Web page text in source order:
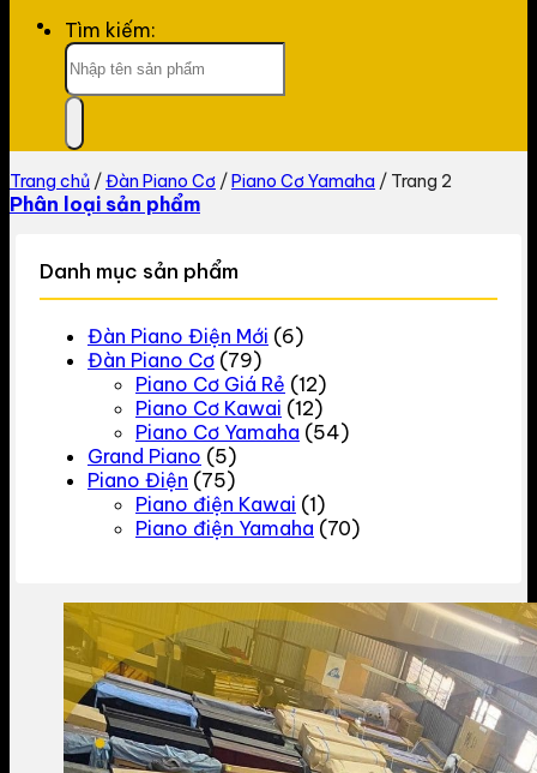
Tìm kiếm:
Trang chủ /Đàn Piano Cơ /Piano Cơ Yamaha / Trang 2
Phân loại sản phẩm
Danh mục sản phẩm
Đàn Piano Điện Mới (6)
Đàn Piano Cơ (79)
Piano Cơ Giá Rẻ (12)
Piano Cơ Kawai (12)
Piano Cơ Yamaha (54)
Grand Piano (5)
Piano Điện (75)
Piano điện Kawai (1)
Piano điện Yamaha (70)